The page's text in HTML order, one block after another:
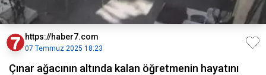
https://haber7.com
07 Temmuz 2025 18:23
Çınar ağacının altında kalan öğretmenin hayatını